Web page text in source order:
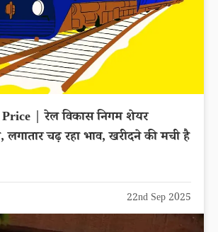
| रेल विकास निगम शेयर
लगातार चढ़ रहा भाव, खरीदने की मची है
22nd Sep 2025